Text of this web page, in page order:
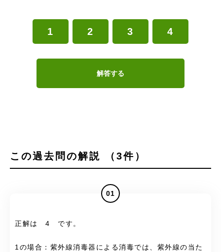
1 2 3 4
解答する
この過去問の解説 （3件）
01
正解は 4 です。
1の場合：紫外線消毒器による消毒では、紫外線の当た